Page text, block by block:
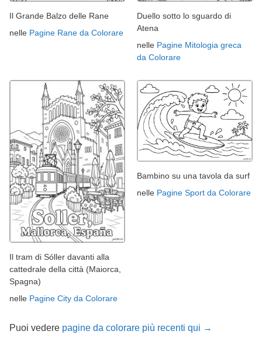
Il Grande Balzo delle Rane
nelle Pagine Rane da Colorare
Duello sotto lo sguardo di
Atena
nelle Pagine Mitologia greca
da Colorare
Il tram di Sóller davanti alla
cattedrale della città (Maiorca,
Spagna)
nelle Pagine City da Colorare
Bambino su una tavola da surf
nelle Pagine Sport da Colorare
Puoi vedere pagine da colorare più recenti qui →